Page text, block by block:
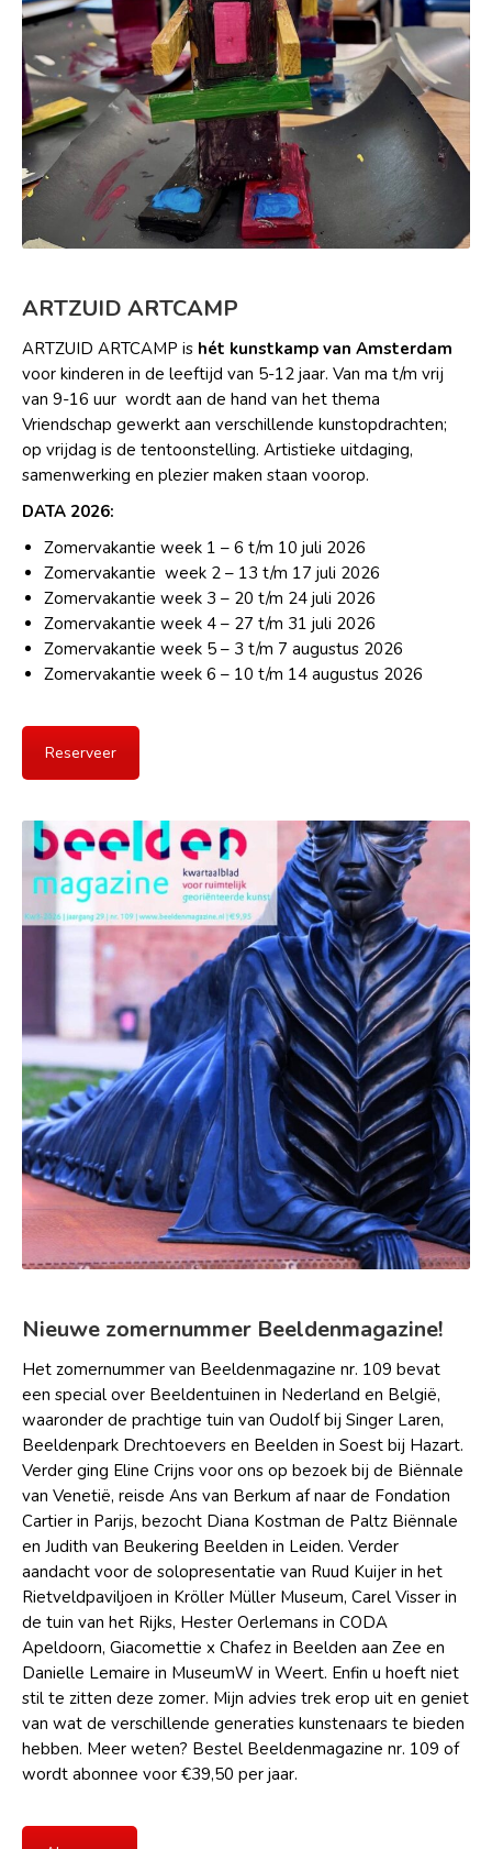
ARTZUID ARTCAMP
ARTZUID ARTCAMP is hét kunstkamp van Amsterdam
voor kinderen in de leeftijd van 5-12 jaar. Van ma t/m vrij
van 9-16 uur wordt aan de hand van het thema
Vriendschap gewerkt aan verschillende kunstopdrachten;
op vrijdag is de tentoonstelling. Artistieke uitdaging,
samenwerking en plezier maken staan voorop.
DATA 2026:
Zomervakantie week 1 – 6 t/m 10 juli 2026
Zomervakantie week 2 – 13 t/m 17 juli 2026
Zomervakantie week 3 – 20 t/m 24 juli 2026
Zomervakantie week 4 – 27 t/m 31 juli 2026
Zomervakantie week 5 – 3 t/m 7 augustus 2026
Zomervakantie week 6 – 10 t/m 14 augustus 2026
Reserveer
Nieuwe zomernummer Beeldenmagazine!
Het zomernummer van Beeldenmagazine nr. 109 bevat
een special over Beeldentuinen in Nederland en België,
waaronder de prachtige tuin van Oudolf bij Singer Laren,
Beeldenpark Drechtoevers en Beelden in Soest bij Hazart.
Verder ging Eline Crijns voor ons op bezoek bij de Biënnale
van Venetië, reisde Ans van Berkum af naar de Fondation
Cartier in Parijs, bezocht Diana Kostman de Paltz Biënnale
en Judith van Beukering Beelden in Leiden. Verder
aandacht voor de solopresentatie van Ruud Kuijer in het
Rietveldpaviljoen in Kröller Müller Museum, Carel Visser in
de tuin van het Rijks, Hester Oerlemans in CODA
Apeldoorn, Giacomettie x Chafez in Beelden aan Zee en
Danielle Lemaire in MuseumW in Weert. Enfin u hoeft niet
stil te zitten deze zomer. Mijn advies trek erop uit en geniet
van wat de verschillende generaties kunstenaars te bieden
hebben. Meer weten? Bestel Beeldenmagazine nr. 109 of
wordt abonnee voor €39,50 per jaar.